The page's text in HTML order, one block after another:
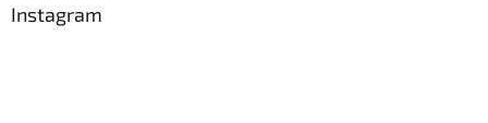
Instagram